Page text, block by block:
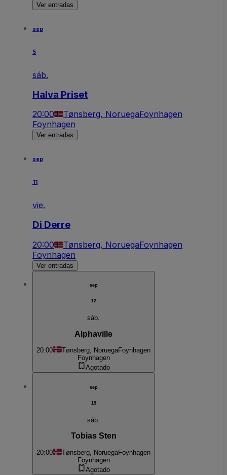
Ver entradas
sep
5
sáb.
Halva Priset
20:00 Tønsberg, NoruegaFoynhagen
Foynhagen
Ver entradas
sep
11
vie.
Di Derre
20:00 Tønsberg, NoruegaFoynhagen
Foynhagen
Ver entradas
sep
12
sáb.
Alphaville
20:00 Tønsberg, NoruegaFoynhagen
Foynhagen
Agotado
sep
19
sáb.
Tobias Sten
20:00 Tønsberg, NoruegaFoynhagen
Foynhagen
Agotado